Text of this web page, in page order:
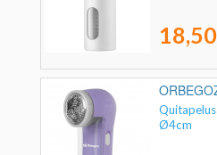
Ø4cm